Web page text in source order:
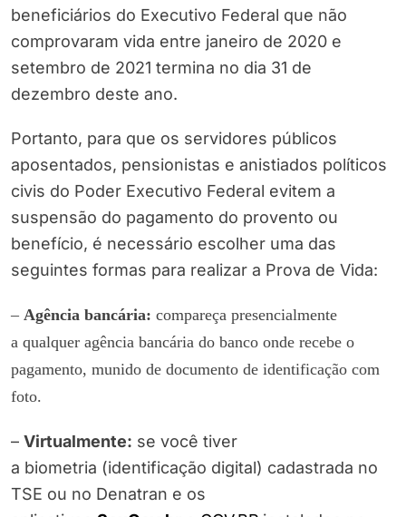
beneficiários do Executivo Federal que não
comprovaram vida entre janeiro de 2020 e
setembro de 2021 termina no dia 31 de
dezembro deste ano.
Portanto, para que os servidores públicos
aposentados, pensionistas e anistiados políticos
civis do Poder Executivo Federal evitem a
suspensão do pagamento do provento ou
benefício, é necessário escolher uma das
seguintes formas para realizar a Prova de Vida:
– Agência bancária: compareça presencialmente
a qualquer agência bancária do banco onde recebe o
pagamento, munido de documento de identificação com
foto.
– Virtualmente: se você tiver
a biometria (identificação digital) cadastrada no
TSE ou no Denatran e os